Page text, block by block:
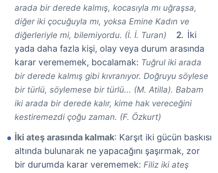
arada bir derede kalmış, kocasıyla mı uğraşsa,
diğer iki çocuğuyla mı, yoksa Emine Kadın ve
diğerleriyle mi, bilemiyordu. (İ. İ. Turan)
İki
yada daha fazla kişi, olay veya durum arasında
karar verememek, bocalamak: Tuğrul iki arada
bir derede kalmış gibi kıvranıyor. Doğruyu söylese
bir türlü, söylemese bir türlü... (M. Atilla). Babam
iki arada bir derede kalır, kime hak vereceğini
kestiremezdi çoğu zaman. (F. Özkurt)
İki ateş arasında kalmak: Karşıt iki gücün baskısı
altında bulunarak ne yapacağını şaşırmak, zor
bir durumda karar verememek: Filiz iki ateş